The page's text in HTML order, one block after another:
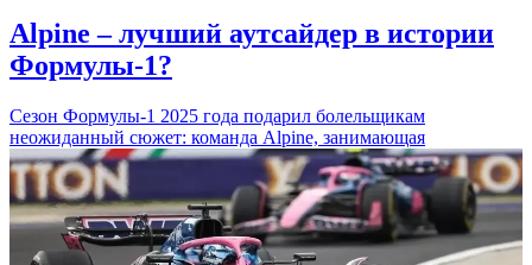
Alpine – лучший аутсайдер в истории
Формулы-1?
Сезон Формулы-1 2025 года подарил болельщикам
неожиданный сюжет: команда Alpine, занимающая